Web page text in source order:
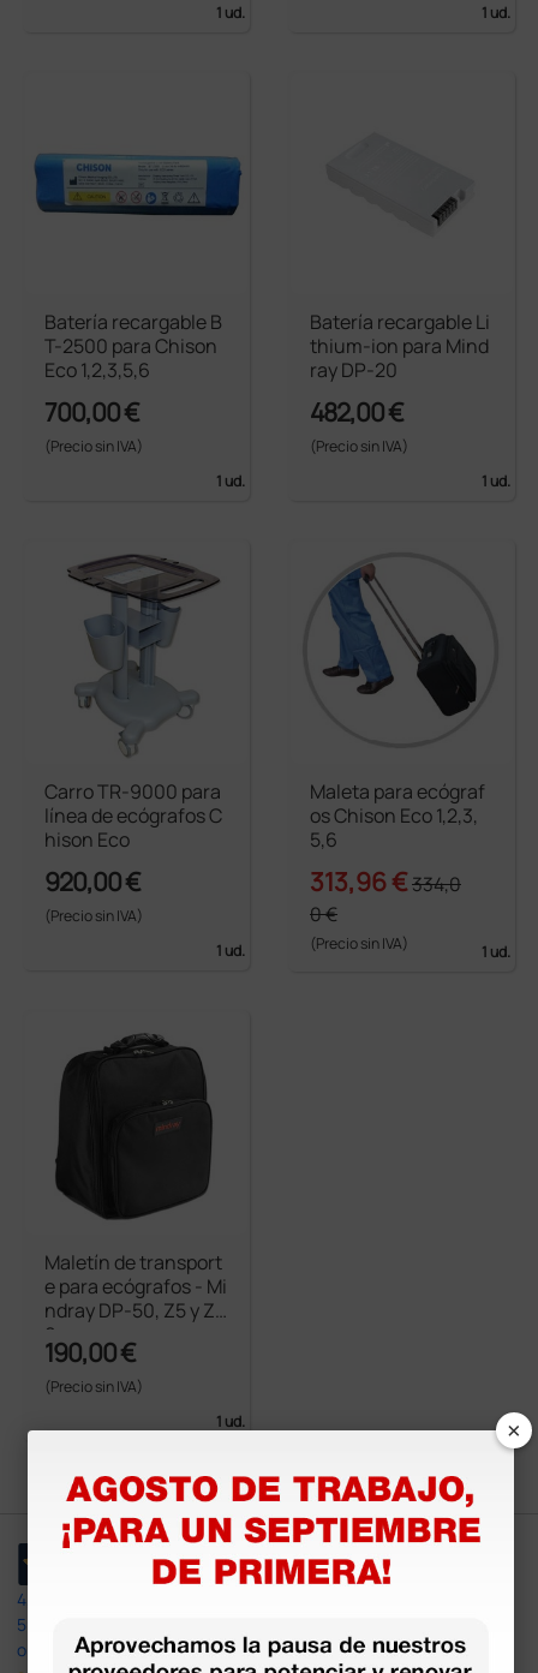
1 ud.
1 ud.
Batería recargable B
T-2500 para Chison
Eco 1,2,3,5,6
700,00 €
(Precio sin IVA)
1 ud.
Batería recargable Li
thium-ion para Mind
ray DP-20
482,00 €
(Precio sin IVA)
1 ud.
Carro TR-9000 para
línea de ecógrafos C
hison Eco
920,00 €
(Precio sin IVA)
1 ud.
Maleta para ecógraf
os Chison Eco 1,2,3,
5,6
313,96 €334,0
0 €
(Precio sin IVA) 1 ud.
Maletín de transport
e para ecógrafos - Mi
ndray DP-50, Z5 y Z5
0
190,00 €
(Precio sin IVA)
1 ud.
4,4
597
opiniones
×